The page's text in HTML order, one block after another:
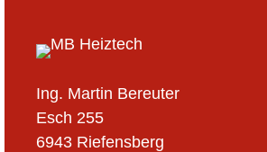
Ing. Martin Bereuter
Esch 255
6943 Riefensberg